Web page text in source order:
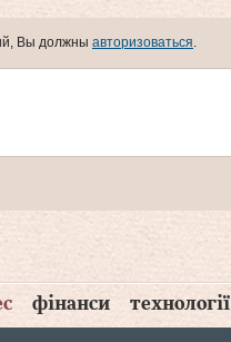
Вы должны авторизоваться.
фінанси технології